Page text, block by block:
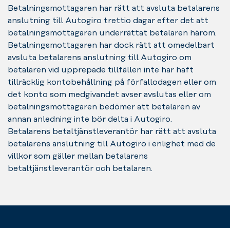
Betalningsmottagaren har rätt att avsluta betalarens
anslutning till Autogiro trettio dagar efter det att
betalningsmottagaren underrättat betalaren härom.
Betalningsmottagaren har dock rätt att omedelbart
avsluta betalarens anslutning till Autogiro om
betalaren vid upprepade tillfällen inte har haft
tillräcklig kontobehållning på förfallodagen eller om
det konto som medgivandet avser avslutas eller om
betalningsmottagaren bedömer att betalaren av
annan anledning inte bör delta i Autogiro.
Betalarens betaltjänstleverantör har rätt att avsluta
betalarens anslutning till Autogiro i enlighet med de
villkor som gäller mellan betalarens
betaltjänstleverantör och betalaren.